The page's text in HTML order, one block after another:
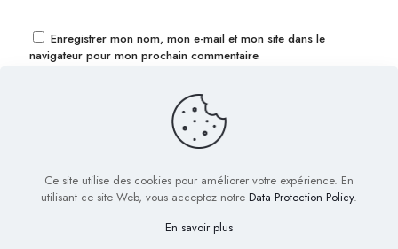
Enregistrer mon nom, mon e-mail et mon site dans le
navigateur pour mon prochain commentaire.
© 2022 Biig.fr - Tous droits réservés
Ce site utilise des cookies pour améliorer votre expérience. En
utilisant ce site Web, vous acceptez notre Data Protection Policy.
En savoir plus